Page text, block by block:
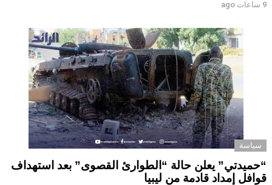
9 ساعات ago
سياسة
“حميدتي” يعلن حالة “الطوارئ القصوى” بعد استهداف
قوافل إمداد قادمة من ليبيا